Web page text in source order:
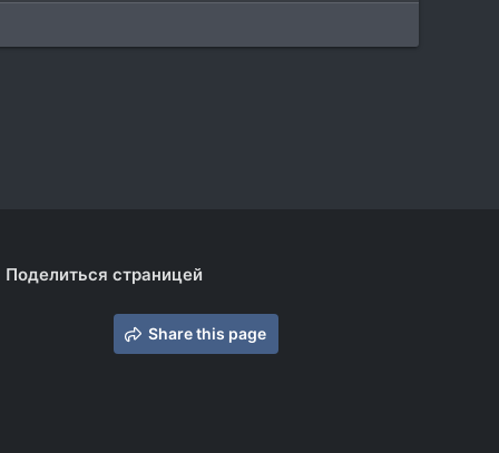
Поделиться страницей
Share this page